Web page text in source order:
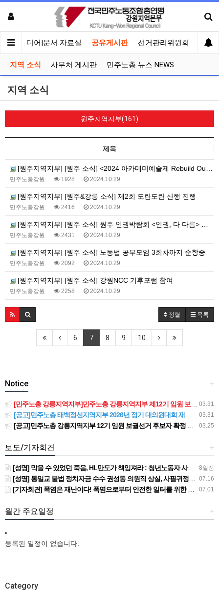
견 미디어|문서 자료실 공유게시판 선거관리위원회
지역 소식 사무처 게시판 민주노총 뉴스 NEWS
지역 소식
원주지역지부(161)
제목
[원주지역지부] [원주 소식] <2024 아카데미예술제 Rebuild Our Culture> 성사
민주노총강원 1928 2024.10.29
[원주지역지부] [원주&강릉 소식] 제2회 도란도란 산행 진행
민주노총강원 2416 2024.10.29
[원주지역지부] [원주 소식] 원주 인권박람회 <인권, 다 다름> 참여
민주노총강원 2431 2024.10.29
[원주지역지부] [원주 소식] 노동법 공부모임 3회차까지 순항중
민주노총강원 2092 2024.10.29
[원주지역지부] [원주 소식] 강원NCC 기후포럼 참여
민주노총강원 2258 2024.10.29
정렬 목록
6 7 8 9 10
+
Notice
03.31
[민주노총 강릉지역지부]민주노총 강릉지역지부 제12기 임원 보궐선거결과 공고
03.31
[공고]민주노총 태백정선지역지부 2026년 정기 대의원대회 재소집 건
03.25
[공고]민주노총 강릉지역지부 12기 임원 보궐선거 후보자 확정 공고
+
보도/기자회견
8일전
[성명] 막을 수 있었던 죽음, HL만도가 책임져라 : 청년노동자 사망사고의 철저한 진상규명과 재발방지 대책 마련하라
07.16
[성명] 통일교 불법 정치자금 수수 권성동 의원직 상실, 사필귀정이다
07.01
[기자회견] 폭염은 재난이다! 폭염으로부터 안전한 일터를 위한 민주노총 강원지역본부 폭염감시단 선포 기자회견
+
월간 주요일정
등록된 일정이 없습니다.
Category